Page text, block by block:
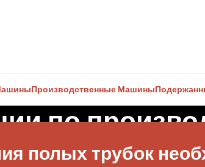
Производственные Машины
по
полых трубок